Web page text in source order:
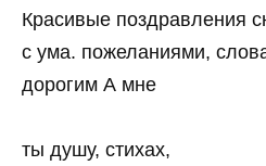
Красивые поздравления
с ума. пожеланиями,
дорогим А мне
ты душу, стихах,